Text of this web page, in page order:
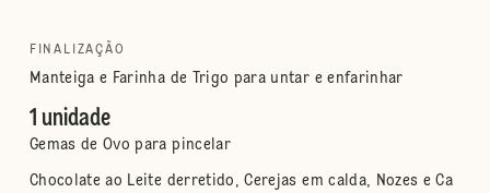
FINALIZAÇÃO
Manteiga e Farinha de Trigo para untar e enfarinhar
1 unidade
Gemas de Ovo para pincelar
Chocolate ao Leite derretido, Cerejas em calda, Nozes e Ca